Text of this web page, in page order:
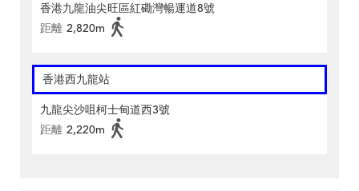
香港九龍油尖旺區紅磡灣暢運道8號
距離 2,820m
香港西九龍站
九龍尖沙咀柯士甸道西3號
距離 2,220m